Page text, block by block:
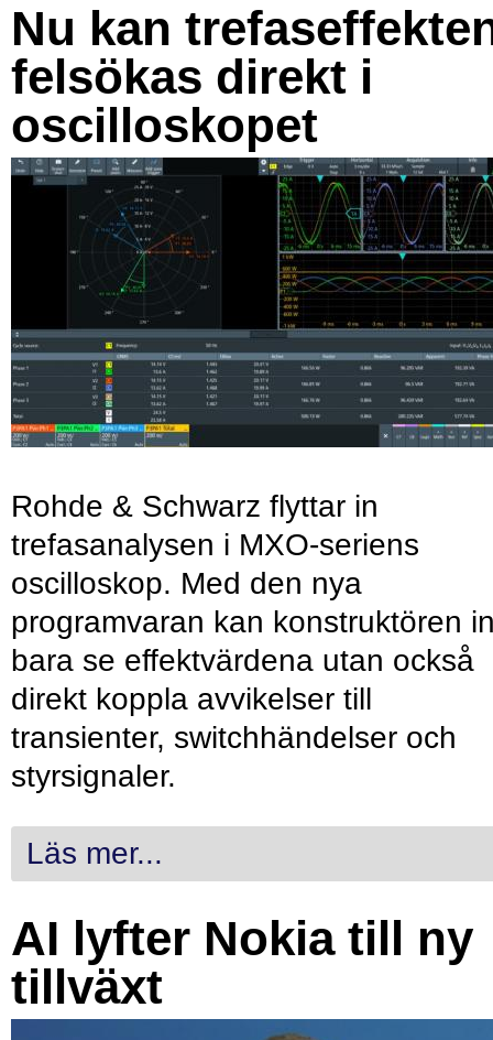
Nu kan
felsökas direkt i
oscilloskopet
Rohde & Schwarz flyttar in
trefasanalysen i MXO-seriens
oscilloskop. Med den nya
programvaran kan konstruktören
bara se effektvärdena utan också
direkt koppla avvikelser till
transienter, switchhändelser och
styrsignaler.
Läs mer...
AI lyfter Nokia till ny
tillväxt